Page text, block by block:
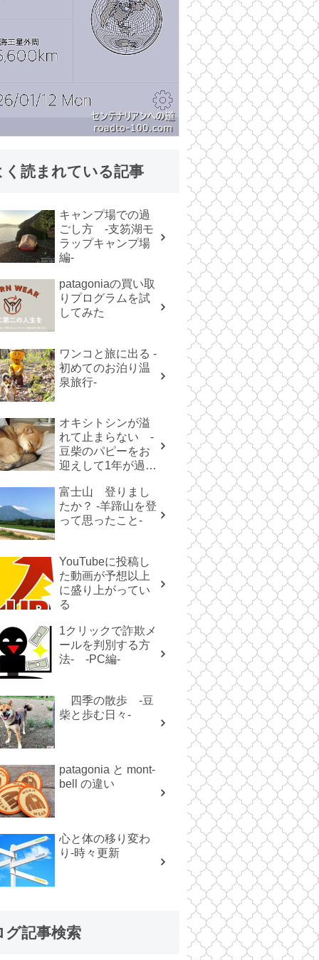
読まれている記事
キャンプ場での過
ごし方 -支笏湖モ
ラップキャンプ場
編-
patagoniaの買い取
りプログラムを試
してみた
ワンコと旅に出る -
初めてのお泊り温
泉旅行-
オキシトシンが溢
れて止まらない -
豆柴のパピーをお
迎えして1年が過ぎ
富士山 登りまし
たか？ -羊蹄山を登
って思ったこと-
YouTubeに投稿し
た動画が予想以上
に盛り上がってい
る
1クリックで詐欺メ
ールを判別する方
法- -PC編-
四季の散歩 -豆
柴と歩む日々-
patagonia と mont-
bell の違い
心と体の移り変わ
り-時々更新
グ記事検索